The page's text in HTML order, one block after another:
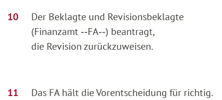
Der Beklagte und Revisionsbeklagte
(Finanzamt ‑‑FA‑‑) beantragt,
die Revision zurückzuweisen.
Das FA hält die Vorentscheidung für richtig.